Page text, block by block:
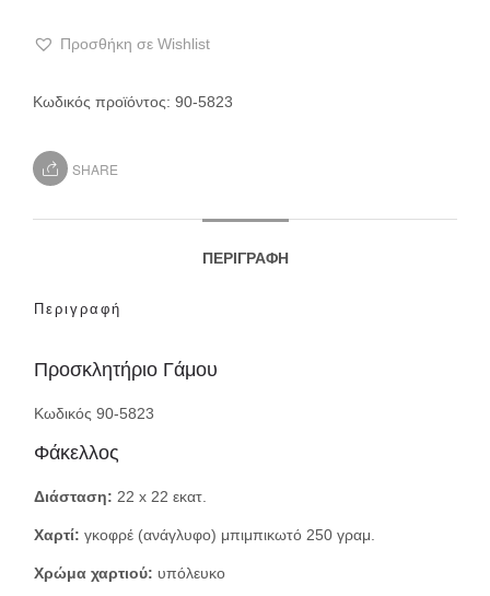
Προσθήκη σε Wishlist
Κωδικός προϊόντος: 90-5823
SHARE
ΠΕΡΙΓΡΑΦΉ
Περιγραφή
Προσκλητήριο Γάμου
Κωδικός 90-5823
Φάκελλος
Διάσταση: 22 x 22 εκατ.
Χαρτί: γκοφρέ (ανάγλυφο) μπιμπικωτό 250 γραμ.
Χρώμα χαρτιού: υπόλευκο